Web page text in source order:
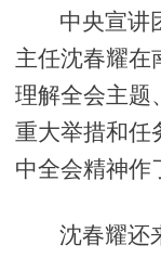
中央宣讲
主任沈春耀在
理解全会主题
重大举措和任
中全会精神作
沈春耀还